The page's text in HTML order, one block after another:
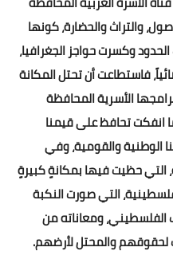
والتراث والحضارة، كونها
وكسرت حواجز الجغرافيا،
فاستطاعت أن تحتل المكانة
الأسرية المحافظة
انفكت تحافظ على قيمنا
الوطنية والقومية، وفي
التي حظيت فيها بمكانةٍ كبيرةٍ
التي صورت النكبة
ومعاناته من
لحقوقهم والمحتل لأرضهم.